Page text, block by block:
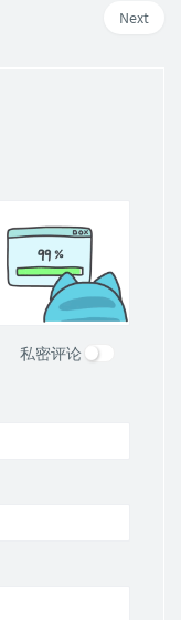
Next
私密评论